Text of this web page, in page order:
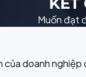
Muốn đạt
của doanh